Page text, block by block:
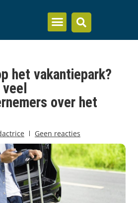
het vakantiepark?
over het
Geen reacties